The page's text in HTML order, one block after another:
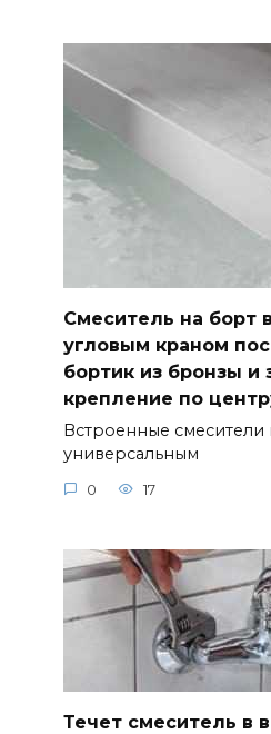
Смеситель на борт
угловым краном
бортик из бронзы и
крепление по
Встроенные
универсальным
0 17
Течет смеситель в